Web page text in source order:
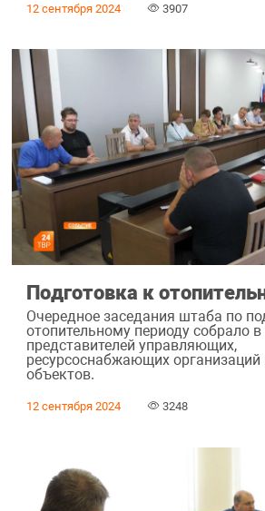
12 сентября 2024 3907
Подготовка к
Очередное заседания штаба по
отопительному периоду собрало
представителей управляющих,
ресурсоснабжающих
объектов.
12 сентября 2024 3248